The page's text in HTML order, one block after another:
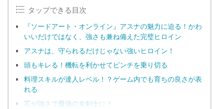
タップできる目次
『ソードアート・オンライン』アスナの魅力に迫る！かわ
いいだけではなく、強さも兼ね備えた完璧ヒロイン
アスナは、守られるだけじゃない強いヒロイン！
頭もキレる！機転を利かせてピンチを乗り切る
料理スキルが達人レベル！？ゲーム内でも育ちの良さが表
れる
芯が強さで最強の女剣士に！